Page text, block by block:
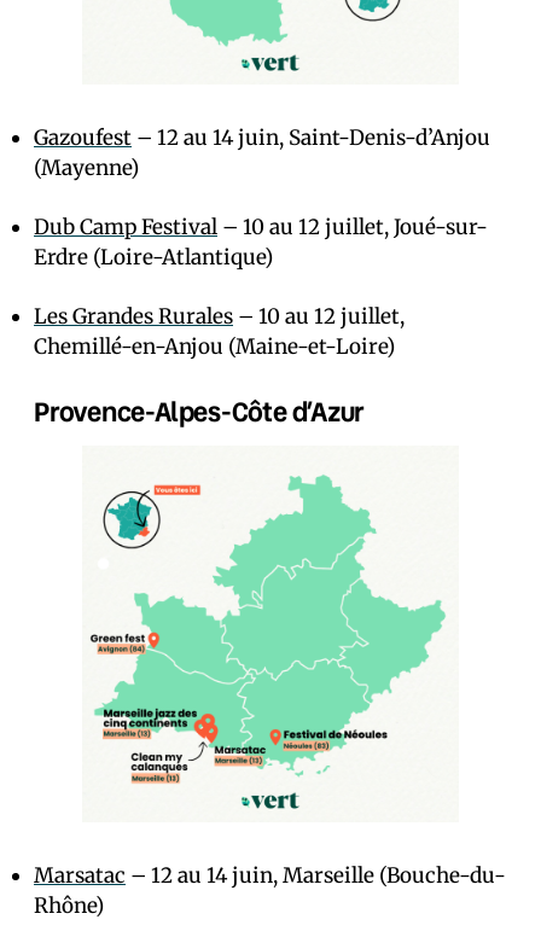
Gazoufest – 12 au 14 juin, Saint-Denis-d’Anjou
(Mayenne)
Dub Camp Festival – 10 au 12 juillet, Joué-sur-
Erdre (Loire-Atlantique)
Les Grandes Rurales – 10 au 12 juillet,
Chemillé-en-Anjou (Maine-et-Loire)
Provence-Alpes-Côte d’Azur
Marsatac – 12 au 14 juin, Marseille (Bouche-du-
Rhône)